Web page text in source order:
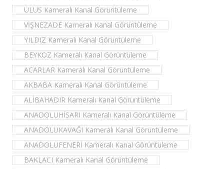
ULUS Kameralı Kanal Görüntüleme
VİŞNEZADE Kameralı Kanal Görüntüleme
YILDIZ Kameralı Kanal Görüntüleme
BEYKOZ Kameralı Kanal Görüntüleme
ACARLAR Kameralı Kanal Görüntüleme
AKBABA Kameralı Kanal Görüntüleme
ALİBAHADIR Kameralı Kanal Görüntüleme
ANADOLUHİSARI Kameralı Kanal Görüntüleme
ANADOLUKAVAĞI Kameralı Kanal Görüntüleme
ANADOLUFENERİ Kameralı Kanal Görüntüleme
BAKLACI Kameralı Kanal Görüntüleme